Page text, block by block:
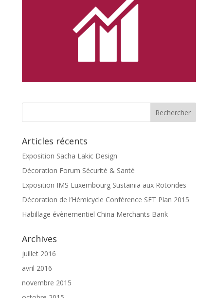
Articles récents
Exposition Sacha Lakic Design
Décoration Forum Sécurité & Santé
Exposition IMS Luxembourg Sustainia aux Rotondes
Décoration de l’Hémicycle Conférence SET Plan 2015
Habillage évènementiel China Merchants Bank
Archives
juillet 2016
avril 2016
novembre 2015